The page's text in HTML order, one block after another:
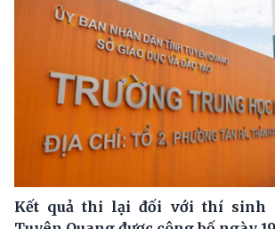
Kết quả thi lại đối với thí sinh